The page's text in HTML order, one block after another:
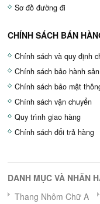
Sơ đồ đường đi
CHÍNH SÁCH BÁN
Chính sách và quy định
Chính sách bảo hành
Chính sách bảo mật
Chính sách vận chuyển
Quy trình giao hàng
Chính sách đổi trả hàng
DANH MỤC VÀ NHÃN
Thang Nhôm Chữ A